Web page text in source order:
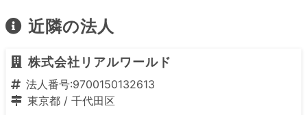
近隣の法人
株式会社リアルワールド
法人番号:9700150132613
東京都 / 千代田区